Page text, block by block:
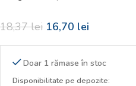
18,37lei 16,70 lei
Doar 1 rămase în stoc
Disponibilitate pe depozite: